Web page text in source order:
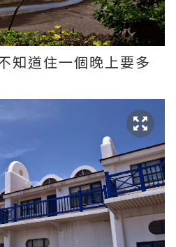
知道住一個晚上要多